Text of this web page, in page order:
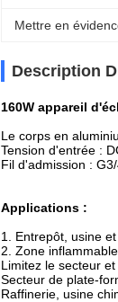
Mettre en
Description
160W appareil
Le corps en
Tension d'entrée :
Fil d'admission :
Applications :
1. Entrepôt, usine
2. Zone
Limitez le secteur
Secteur de plate-
Raffinerie, usine